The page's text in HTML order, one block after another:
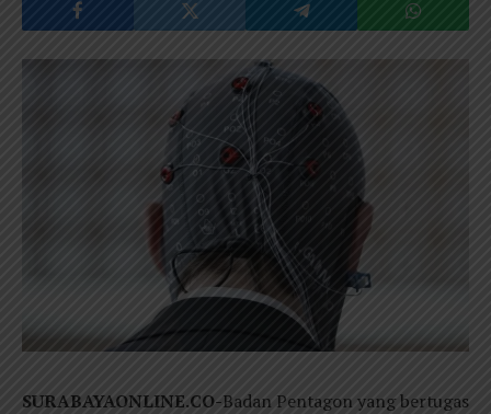
SURABAYAONLINE.CO-Badan Pentagon yang bertugas